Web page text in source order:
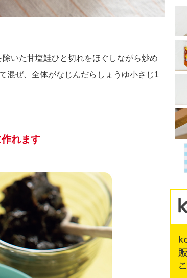
いた甘塩鮭ひと切れをほぐしながら炒め
混ぜ、全体がなじんだらしょうゆ小さじ1
れます